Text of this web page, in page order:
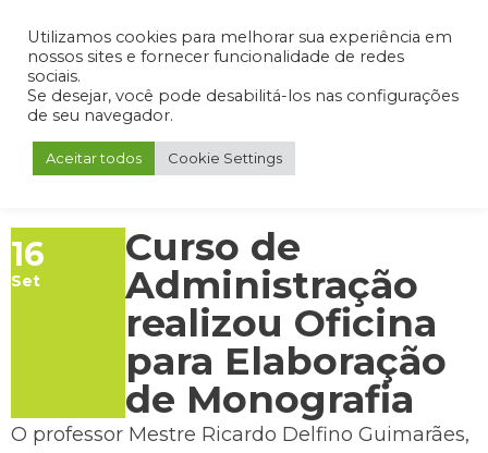
Admin Portal do Aluno Portal do Professor Portal do Coordenador
16
Set
Curso de
Administração
realizou Oficina
para Elaboração
de Monografia
O professor Mestre Ricardo Delfino Guimarães,
Utilizamos cookies para melhorar sua experiência em
nossos sites e fornecer funcionalidade de redes
sociais.
Se desejar, você pode desabilitá-los nas configurações
de seu navegador.
Aceitar todos Cookie Settings